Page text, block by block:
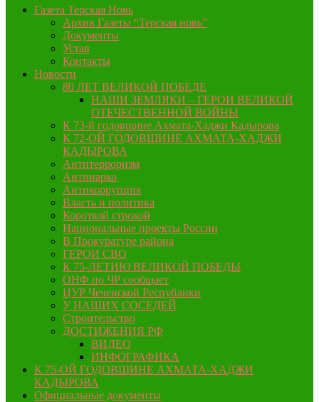
Газета Терская Новь
Архив Газеты “Терская новь”
Документы
Устав
Контакты
Новости
80 ЛЕТ ВЕЛИКОЙ ПОБЕДЕ
НАШИ ЗЕМЛЯКИ – ГЕРОИ ВЕЛИКОЙ
ОТЕЧЕСТВЕННОЙ ВОЙНЫ
К 73-й годовщине Ахмата-Хаджи Кадырова
К 72-ОЙ ГОДОВЩИНЕ АХМАТА-ХАДЖИ
КАДЫРОВА
Антитерроризм
Антинарко
Антикоррупция
Власть и политика
Короткой строкой
Национальные проекты России
В Прокуратуре района
ГЕРОИ СВО
К 75-ЛЕТИЮ ВЕЛИКОЙ ПОБЕДЫ
ОНФ по ЧР сообщает
ЦУР Чеченской Республики
У НАШИХ СОСЕДЕЙ
Строительство
ДОСТИЖЕНИЯ РФ
ВИДЕО
ИНФОГРАФИКА
К 75-ОЙ ГОДОВЩИНЕ АХМАТА-ХАДЖИ
КАДЫРОВА
Официальные документы